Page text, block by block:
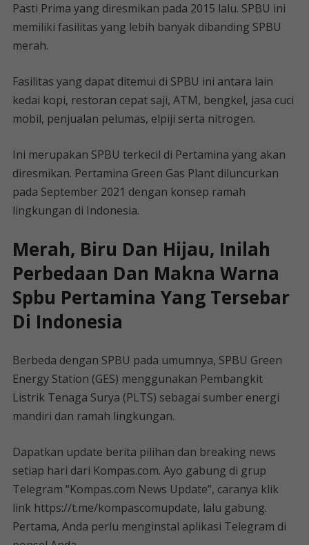
Pasti Prima yang diresmikan pada 2015 lalu. SPBU ini
memiliki fasilitas yang lebih banyak dibanding SPBU
merah.
Fasilitas yang dapat ditemui di SPBU ini antara lain
kedai kopi, restoran cepat saji, ATM, bengkel, jasa cuci
mobil, penjualan pelumas, elpiji serta nitrogen.
Ini merupakan SPBU terkecil di Pertamina yang akan
diresmikan. Pertamina Green Gas Plant diluncurkan
pada September 2021 dengan konsep ramah
lingkungan di Indonesia.
Merah, Biru Dan Hijau, Inilah
Perbedaan Dan Makna Warna
Spbu Pertamina Yang Tersebar
Di Indonesia
Berbeda dengan SPBU pada umumnya, SPBU Green
Energy Station (GES) menggunakan Pembangkit
Listrik Tenaga Surya (PLTS) sebagai sumber energi
mandiri dan ramah lingkungan.
Dapatkan update berita pilihan dan breaking news
setiap hari dari Kompas.com. Ayo gabung di grup
Telegram “Kompas.com News Update”, caranya klik
link https://t.me/kompascomupdate, lalu gabung.
Pertama, Anda perlu menginstal aplikasi Telegram di